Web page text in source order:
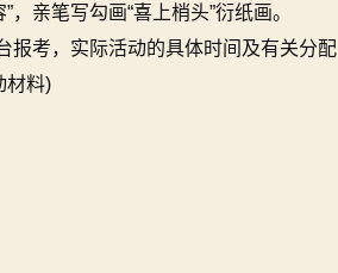
亲笔写勾画“喜上梢头”衍纸画。
报考，实际活动的具体时间及有关分配
材料)